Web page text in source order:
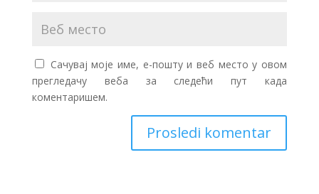
Сачувај моје име, е-пошту и веб место у овом
прегледачу веба за следећи пут када
коментаришем.